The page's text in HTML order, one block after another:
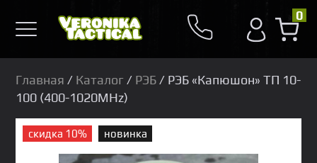
0
Главная / Каталог / РЭБ / РЭБ «Капюшон» ТП 10-
100 (400-1020MHz)
скидка 10% новинка